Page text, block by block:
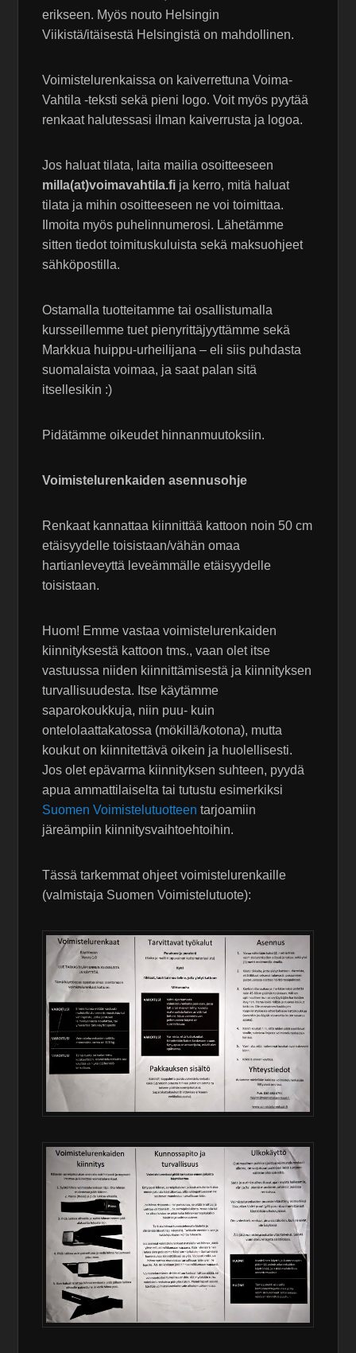
erikseen. Myös nouto Helsingin
Viikistä/itäisestä Helsingistä on mahdollinen.
Voimistelurenkaissa on kaiverrettuna Voima-
Vahtila -teksti sekä pieni logo. Voit myös pyytää
renkaat halutessasi ilman kaiverrusta ja logoa.
Jos haluat tilata, laita mailia osoitteeseen
milla(at)voimavahtila.fi ja kerro, mitä haluat
tilata ja mihin osoitteeseen ne voi toimittaa.
Ilmoita myös puhelinnumerosi. Lähetämme
sitten tiedot toimituskuluista sekä maksuohjeet
sähköpostilla.
Ostamalla tuotteitamme tai osallistumalla
kursseillemme tuet pienyrittäjyyttämme sekä
Markkua huippu-urheilijana – eli siis puhdasta
suomalaista voimaa, ja saat palan sitä
itsellesikin :)
Pidätämme oikeudet hinnanmuutoksiin.
Voimistelurenkaiden asennusohje
Renkaat kannattaa kiinnittää kattoon noin 50 cm
etäisyydelle toisistaan/vähän omaa
hartianleveyttä leveämmälle etäisyydelle
toisistaan.
Huom! Emme vastaa voimistelurenkaiden
kiinnityksestä kattoon tms., vaan olet itse
vastuussa niiden kiinnittämisestä ja kiinnityksen
turvallisuudesta. Itse käytämme
saparokoukkuja, niin puu- kuin
ontelolaattakatossa (mökillä/kotona), mutta
koukut on kiinnitettävä oikein ja huolellisesti.
Jos olet epävarma kiinnityksen suhteen, pyydä
apua ammattilaiselta tai tutustu esimerkiksi
Suomen Voimistelutuotteen tarjoamiin
järeämpiin kiinnitysvaihtoehtoihin.
Tässä tarkemmat ohjeet voimistelurenkaille
(valmistaja Suomen Voimistelutuote):